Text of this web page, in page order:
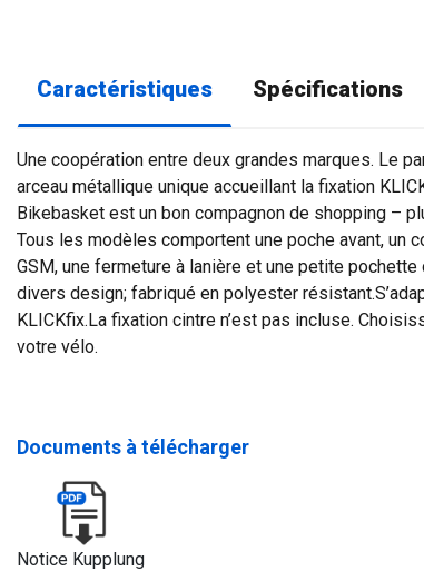
Caractéristiques Spécifications
Une coopération entre deux grandes marques. Le
arceau métallique unique accueillant la fixation
Bikebasket est un bon compagnon de shopping –
Tous les modèles comportent une poche avant, un
GSM, une fermeture à lanière et une petite
divers design; fabriqué en polyester
KLICKfix.La fixation cintre n’est pas incluse.
votre vélo.
Documents à télécharger
Notice Kupplung